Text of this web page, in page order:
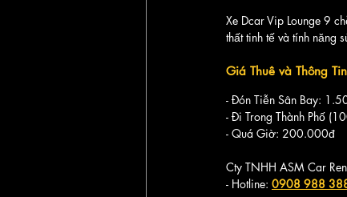
Xe Dcar Vip Lounge 9
thất tinh tế và tính năng
Giá Thuê và Thông
- Đón Tiễn Sân Bay:
- Đi Trong Thành Phố
- Quá Giờ: 200.000đ
Cty TNHH ASM Car
- Hotline: 0908 988